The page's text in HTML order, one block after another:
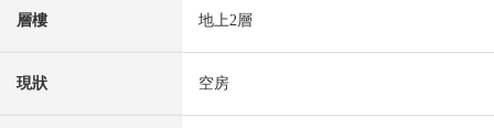
層樓 地上2層
現狀 空房